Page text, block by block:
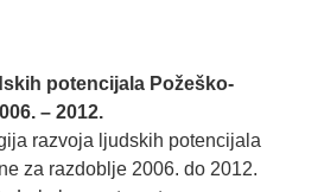
potencijala Požeško-
– 2012.
razvoja ljudskih potencijala
za razdoblje 2006. do 2012.